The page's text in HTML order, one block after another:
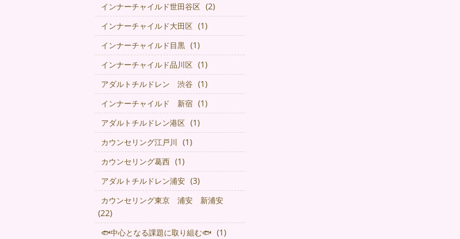
インナーチャイルド世田谷区 (2)
インナーチャイルド大田区 (1)
インナーチャイルド目黒 (1)
インナーチャイルド品川区 (1)
アダルトチルドレン 渋谷 (1)
インナーチャイルド 新宿 (1)
アダルトチルドレン港区 (1)
カウンセリング江戸川 (1)
カウンセリング葛西 (1)
アダルトチルドレン浦安 (3)
カウンセリング東京 浦安 新浦安
(22)
🐟中心となる課題に取り組む🐟 (1)